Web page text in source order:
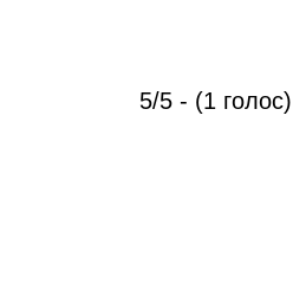
5/5 - (1 голос)